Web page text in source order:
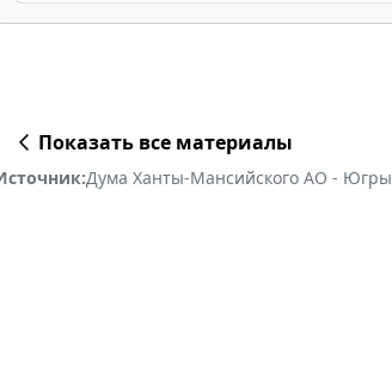
Показать все материалы
Дума Ханты-Мансийского АО - Югры